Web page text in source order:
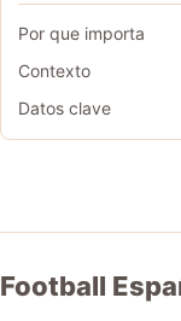
Por que importa
Contexto
Datos clave
Football